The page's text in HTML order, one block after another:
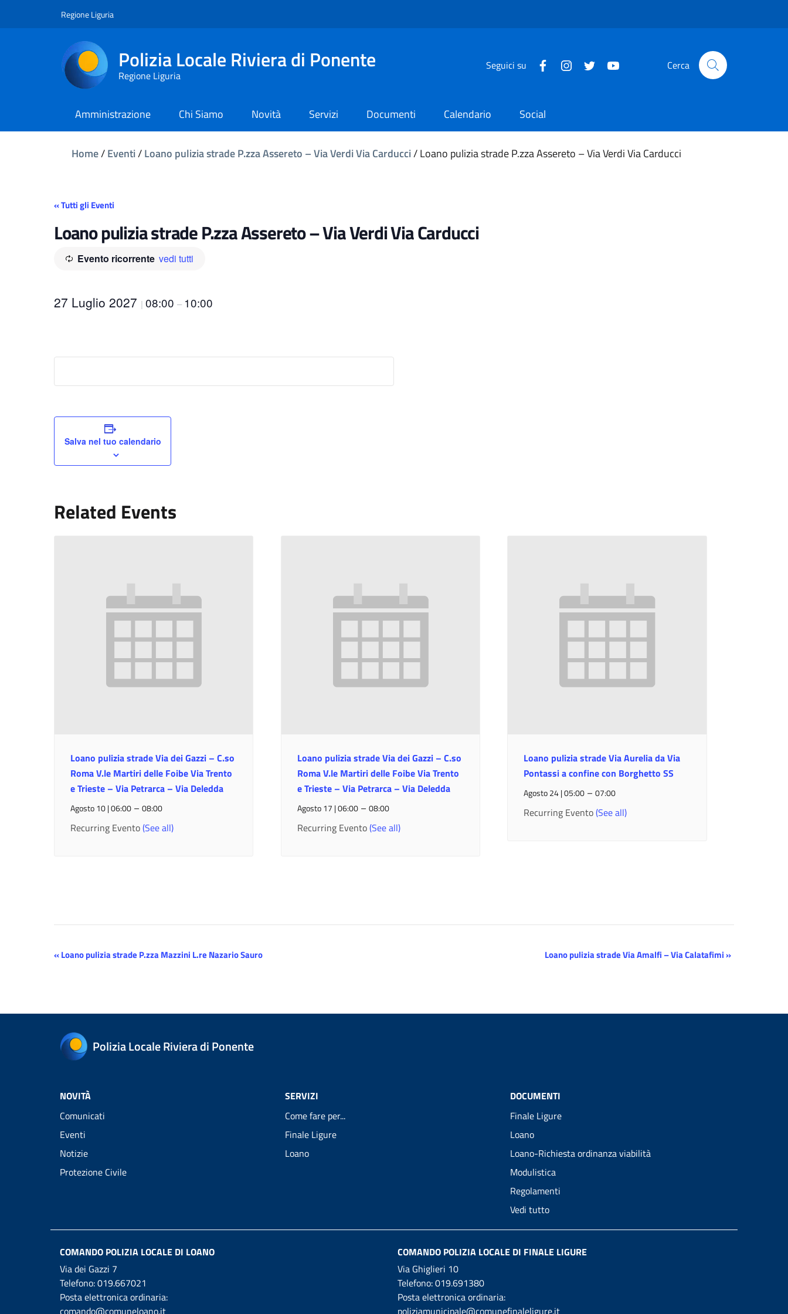
Regione Liguria
Polizia Locale Riviera di Ponente
Regione Liguria
Seguici su Cerca
Amministrazione Chi Siamo Novità Servizi Documenti Calendario Social
Home/Eventi/Loano pulizia strade P.zza Assereto – Via Verdi Via Carducci/Loano pulizia strade P.zza Assereto – Via Verdi Via Carducci
« Tutti gli Eventi
Loano pulizia strade P.zza Assereto – Via Verdi Via Carducci
Evento ricorrente vedi tutti
27 Luglio 2027 | 08:00 – 10:00
Salva nel tuo calendario
Related Events
Loano pulizia strade Via dei Gazzi – C.so
Roma V.le Martiri delle Foibe Via Trento
e Trieste – Via Petrarca – Via Deledda
Agosto 10 | 06:00 –08:00
Recurring Evento(See all)
Loano pulizia strade Via dei Gazzi – C.so
Roma V.le Martiri delle Foibe Via Trento
e Trieste – Via Petrarca – Via Deledda
Agosto 17 | 06:00– 08:00
Recurring Evento(See all)
Loano pulizia strade Via Aurelia da Via
Pontassi a confine con Borghetto SS
Agosto 24 | 05:00 –07:00
Recurring Evento(See all)
Evento
«Loano pulizia strade P.zza Mazzini L.re Nazario Sauro Loano pulizia strade Via Amalfi – Via Calatafimi»
Polizia Locale Riviera di Ponente
NOVITÀ
Comunicati
Eventi
Notizie
Protezione Civile
SERVIZI
Come fare per...
Finale Ligure
Loano
DOCUMENTI
Finale Ligure
Loano
Loano-Richiesta ordinanza viabilità
Modulistica
Regolamenti
Vedi tutto
COMANDO POLIZIA LOCALE DI LOANO
Via dei Gazzi 7
Telefono:019.667021
Posta elettronica ordinaria:
comando@comuneloano.it
COMANDO POLIZIA LOCALE DI FINALE LIGURE
Via Ghiglieri 10
Telefono:019.691380
Posta elettronica ordinaria:
poliziamunicipale@comunefinaleligure.it